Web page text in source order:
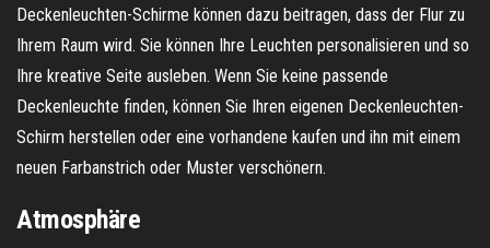
Deckenleuchten-Schirme können dazu beitragen, dass der Flur zu
Ihrem Raum wird. Sie können Ihre Leuchten personalisieren und so
Ihre kreative Seite ausleben. Wenn Sie keine passende
Deckenleuchte finden, können Sie Ihren eigenen Deckenleuchten-
Schirm herstellen oder eine vorhandene kaufen und ihn mit einem
neuen Farbanstrich oder Muster verschönern.
Atmosphäre